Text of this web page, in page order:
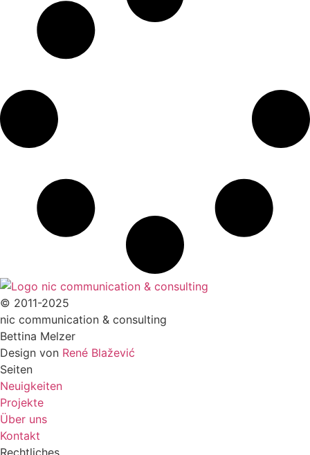
© 2011-2025
nic communication & consulting
Bettina Melzer
Design von René Blažević
Seiten
Neuigkeiten
Projekte
Über uns
Kontakt
Rechtliches